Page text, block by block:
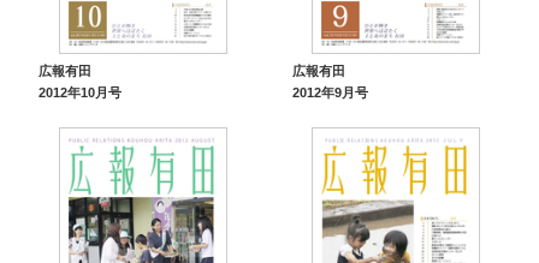
広報有田
2012年10月号
広報有田
2012年9月号